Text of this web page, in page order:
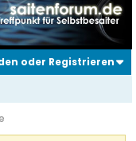
oder Registrieren